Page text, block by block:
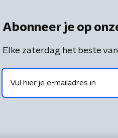
Abonneer je op
Elke zaterdag het beste